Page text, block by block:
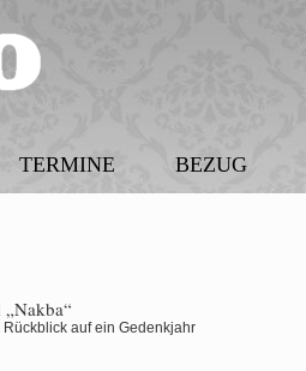
TERMINE BEZUG
auf ein Gedenkjahr